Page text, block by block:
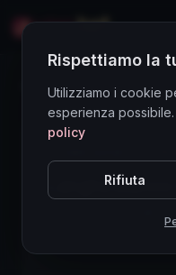
Directory Vini
Langhe Bianco
SCORE
Rispettiamo la
Utilizziamo i cookie
esperienza
policy
Rifiuta